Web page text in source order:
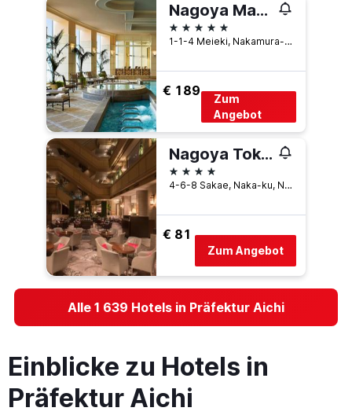
Nagoya Marriott Associa Hotel
5 Sterne
1-1-4 Meieki, Nakamura-ku, Nagoya, Japan
€ 189
Zum
Angebot
Nagoya Tokyu Hotel
4 Sterne
4-6-8 Sakae, Naka-ku, Nagoya, Japan
€ 81
Zum Angebot
Alle 1 639 Hotels in Präfektur Aichi
Einblicke zu Hotels in
Präfektur Aichi